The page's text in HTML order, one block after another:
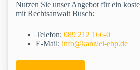
Nutzen Sie unser Angebot für ein
mit Rechtsanwalt Busch:
Telefon: 089 212 166-0
E-Mail: info@kanzlei-ebp.de